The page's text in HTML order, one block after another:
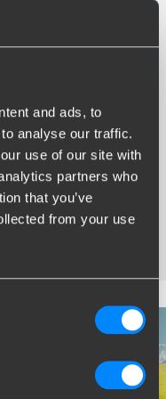
and ads, to
analyse our traffic.
use of our site with
partners who
that you’ve
from your use
für Ihr Auto
verfügbar für Sie: